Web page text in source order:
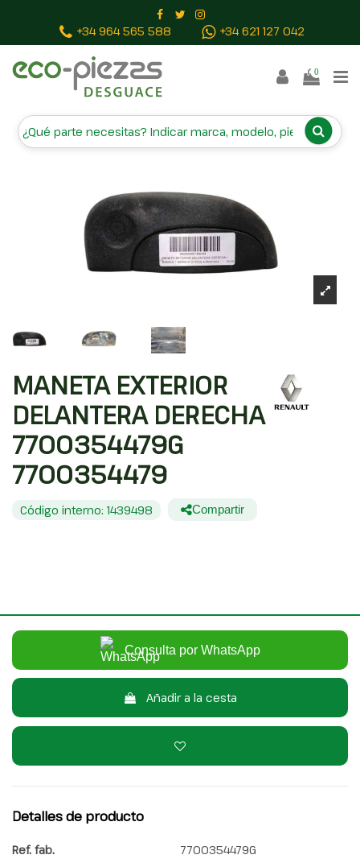
+34 964 565 588 +34 621 127 042
0
MANETA EXTERIOR DELANTERA
DERECHA 7700354479G 7700354479
MANETA EXTERIOR
DELANTERA DERECHA
7700354479G
7700354479
Código interno: 1439498 Compartir
Consulta por WhatsApp
Añadir a la cesta
Detalles de producto
Ref. fab.
7700354479G